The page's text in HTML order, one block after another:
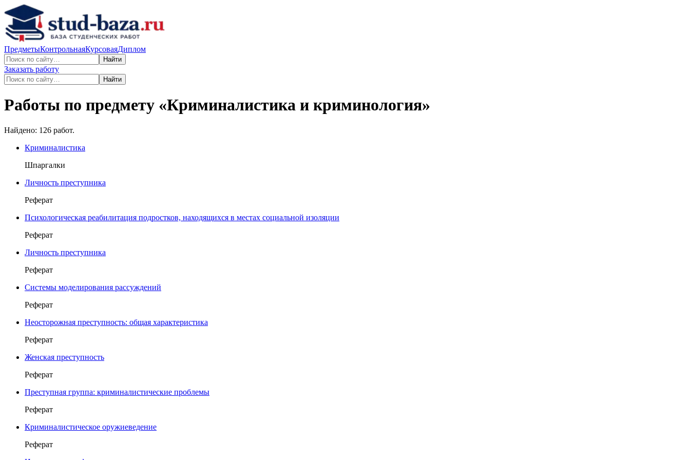
ПредметыКонтрольнаяКурсоваяДиплом
Найти
Заказать работу
Найти
Работы по предмету «Криминалистика и криминология»
Найдено: 126 работ.
Криминалистика
Шпаргалки
Личность преступника
Реферат
Психологическая реабилитация подростков, находящихся в местах социальной изоляции
Реферат
Личность преступника
Реферат
Системы моделирования рассуждений
Реферат
Неосторожная преступность: общая характеристика
Реферат
Женская преступность
Реферат
Преступная группа: криминалистические проблемы
Реферат
Криминалистическое оружиеведение
Реферат